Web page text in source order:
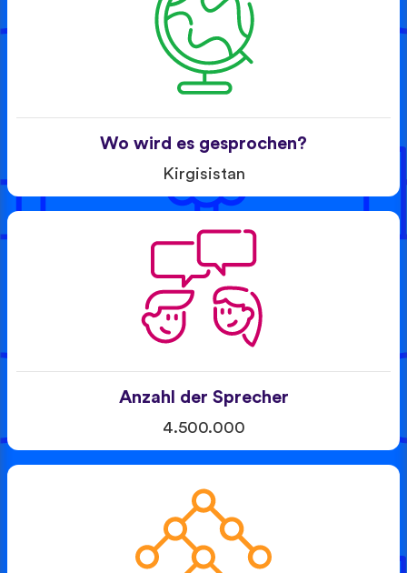
Wo wird es gesprochen?
Kirgisistan
Anzahl der Sprecher
4.500.000